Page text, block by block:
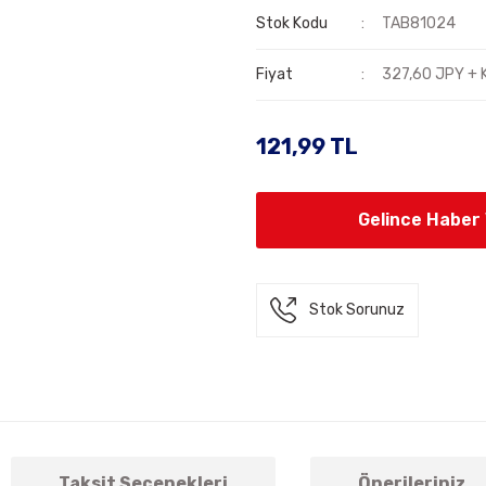
Stok Kodu TAB81024
Fiyat 327,60 JPY +
121,99 TL
Gelince Haber
Stok Sorunuz